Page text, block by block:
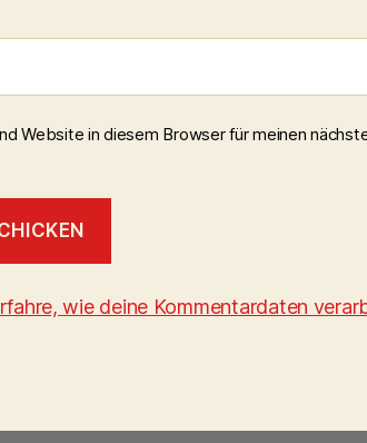
Website in diesem Browser für meinen
wie deine Kommentardaten